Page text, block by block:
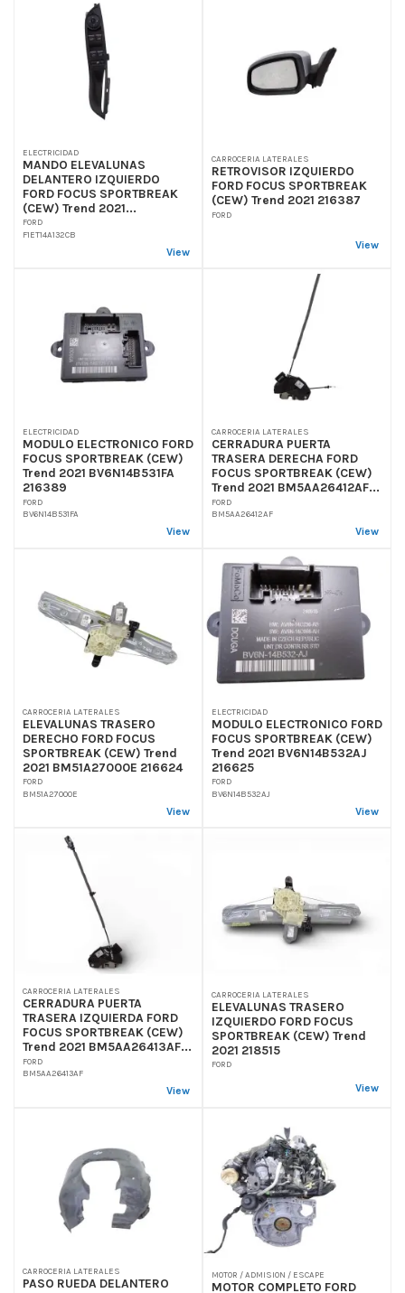
ELECTRICIDAD
MANDO ELEVALUNAS
DELANTERO IZQUIERDO
FORD FOCUS SPORTBREAK
(CEW) Trend 2021...
FORD
F1ET14A132CB
View
CARROCERIA LATERALES
RETROVISOR IZQUIERDO
FORD FOCUS SPORTBREAK
(CEW) Trend 2021 216387
FORD
View
ELECTRICIDAD
MODULO ELECTRONICO FORD
FOCUS SPORTBREAK (CEW)
Trend 2021 BV6N14B531FA
216389
FORD
BV6N14B531FA
View
CARROCERIA LATERALES
CERRADURA PUERTA
TRASERA DERECHA FORD
FOCUS SPORTBREAK (CEW)
Trend 2021 BM5AA26412AF...
FORD
BM5AA26412AF
View
CARROCERIA LATERALES
ELEVALUNAS TRASERO
DERECHO FORD FOCUS
SPORTBREAK (CEW) Trend
2021 BM51A27000E 216624
FORD
BM51A27000E
View
ELECTRICIDAD
MODULO ELECTRONICO FORD
FOCUS SPORTBREAK (CEW)
Trend 2021 BV6N14B532AJ
216625
FORD
BV6N14B532AJ
View
CARROCERIA LATERALES
CERRADURA PUERTA
TRASERA IZQUIERDA FORD
FOCUS SPORTBREAK (CEW)
Trend 2021 BM5AA26413AF...
FORD
BM5AA26413AF
View
CARROCERIA LATERALES
ELEVALUNAS TRASERO
IZQUIERDO FORD FOCUS
SPORTBREAK (CEW) Trend
2021 218515
FORD
View
CARROCERIA LATERALES
PASO RUEDA DELANTERO
MOTOR / ADMISION / ESCAPE
MOTOR COMPLETO FORD